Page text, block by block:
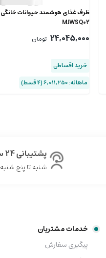
MJWSQ02
24,045,000 تومان
خرید اقساطی
ماهانه: 6,011,250 (۴ قسط)
پشتیبانی 24 ساعته
شنبه تا پنج شنبه
خدمات مشتریان
پیگیری سفارش